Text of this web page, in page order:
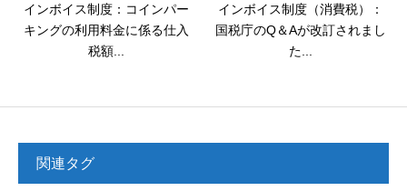
インボイス制度：コインパー
キングの利用料金に係る仕入
税額...
インボイス制度（消費税）：
国税庁のQ＆Aが改訂されまし
た...
関連タグ